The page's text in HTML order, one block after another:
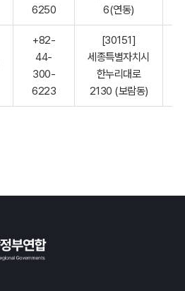
6250
6(연동)
+82-
44-
300-
6223
[30151]
세종특별자치시
한누리대로
2130 (보람동)